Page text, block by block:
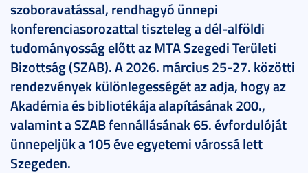
szoboravatással, rendhagyó ünnepi
konferenciasorozattal tiszteleg a dél-alföldi
tudományosság előtt az MTA Szegedi Területi
Bizottság (SZAB). A 2026. március 25-27. közötti
rendezvények különlegességét az adja, hogy az
Akadémia és bibliotékája alapításának 200.,
valamint a SZAB fennállásának 65. évfordulóját
ünnepeljük a 105 éve egyetemi várossá lett
Szegeden.